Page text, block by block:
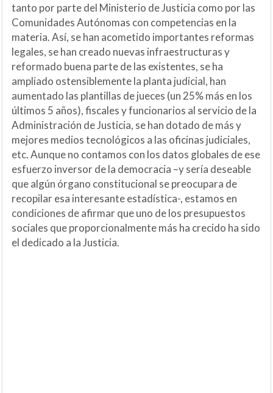
tanto por parte del Ministerio de Justicia como por las
Comunidades Autónomas con competencias en la
materia. Así, se han acometido importantes reformas
legales, se han creado nuevas infraestructuras y
reformado buena parte de las existentes, se ha
ampliado ostensiblemente la planta judicial, han
aumentado las plantillas de jueces (un 25% más en los
últimos 5 años), fiscales y funcionarios al servicio de la
Administración de Justicia, se han dotado de más y
mejores medios tecnológicos a las oficinas judiciales,
etc. Aunque no contamos con los datos globales de ese
esfuerzo inversor de la democracia –y sería deseable
que algún órgano constitucional se preocupara de
recopilar esa interesante estadística-, estamos en
condiciones de afirmar que uno de los presupuestos
sociales que proporcionalmente más ha crecido ha sido
el dedicado a la Justicia.